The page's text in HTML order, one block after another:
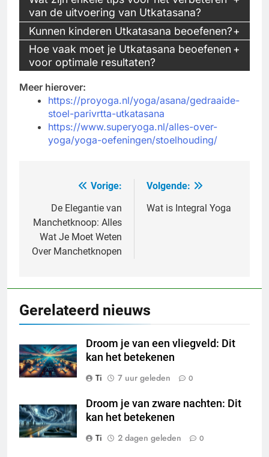
van de uitvoering van Utkatasana?
Kunnen kinderen Utkatasana beoefenen?
Hoe vaak moet je Utkatasana beoefenen
voor optimale resultaten?
Meer hierover:
https://proyoga.nl/yoga/asana/gedraaide-
stoel-parivrtta-utkatasana
https://www.superyoga.nl/alles-over-
yoga/yoga-oefeningen/stoelhouding/
navigatie
Vorige:
De Elegantie van
Manchetknoop: Alles
Wat Je Moet Weten
Over Manchetknopen
Volgende:
Wat is Integral Yoga
Gerelateerd nieuws
Droom je van een vliegveld: Dit
kan het betekenen
Ti
7 uur geleden 0
Droom je van zware nachten: Dit
kan het betekenen
Ti
2 dagen geleden 0